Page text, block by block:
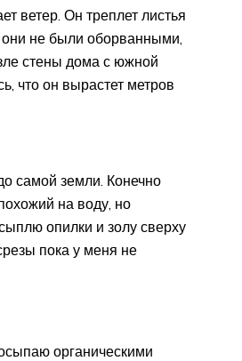
ветер. Он треплет листья
не были оборванными,
стены дома с южной
что он вырастет метров
самой земли. Конечно
на воду, но
опилки и золу сверху
пока у меня не
органическими